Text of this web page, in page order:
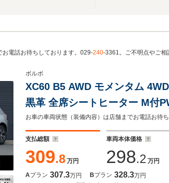
お電話お待ちしております。029-240-3361。ご不明点やご相
ボルボ
XC60 B5 AWD モメンタム
黒革 全席シートヒーター M付
BT CarPlay Android Auto
レコ ETC2.0 ワイヤレス充電
支払総額
309.8 万円
車両本体価格
298.2 万円
Aプラン 307.3万円 Bプラン 328.3万円